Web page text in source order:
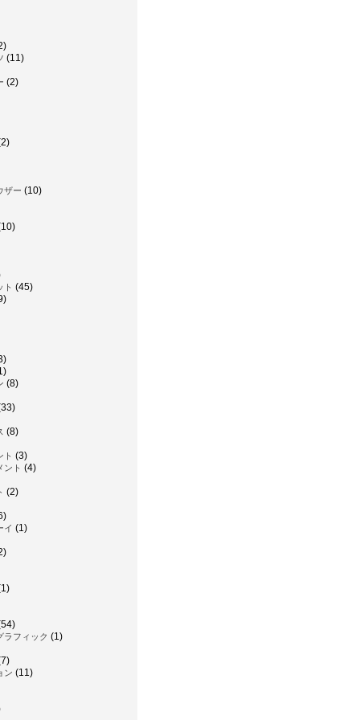
(11)
(2)
ザー (10)
ト (45)
(8)
(8)
ト (3)
ント (4)
(2)
イ (1)
ラフィック (1)
ン (11)